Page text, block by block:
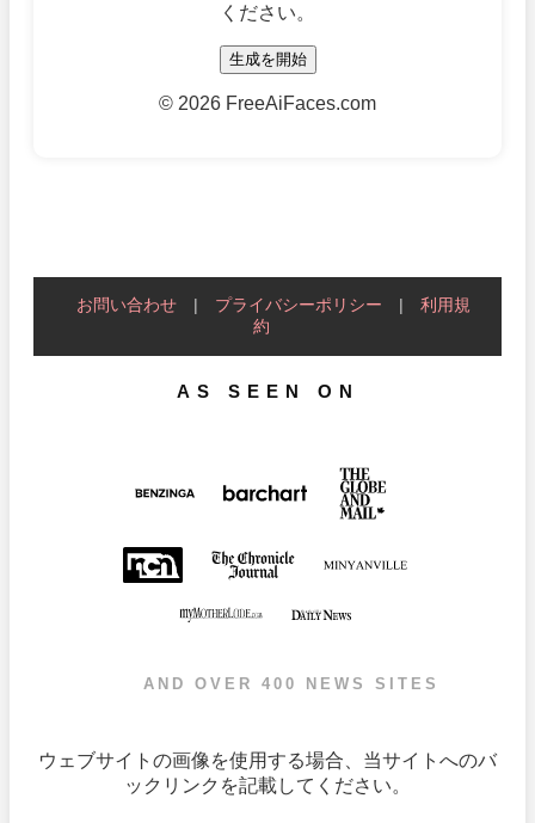
ください。
生成を開始
© 2026 FreeAiFaces.com
お問い合わせ | プライバシーポリシー |
利用規
約
AS SEEN ON
AND OVER 400 NEWS SITES
ウェブサイトの画像を使用する場合、当サイトへのバ
ックリンクを記載してください。